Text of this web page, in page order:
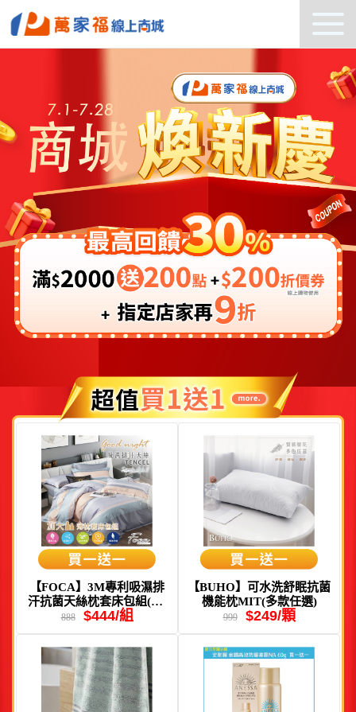
【FOCA】3M專利吸濕排
汗抗菌天絲枕套床包組(單/
雙/加均一價)
888 $444/組
【BUHO】可水洗舒眠抗菌
機能枕MIT(多款任選)
999 $249/顆